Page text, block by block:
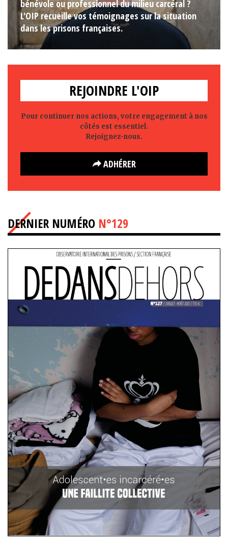
bénévole ou professionnel du milieu carcéral ?
L'OIP recueille vos témoignages sur la situation
dans les prisons françaises.
REJOINDRE L'OIP
Pour continuer nos actions, votre engagement à nos
côtés est essentiel.
Rejoignez-nous.
ADHÉRER
DERNIER NUMÉRO N°129